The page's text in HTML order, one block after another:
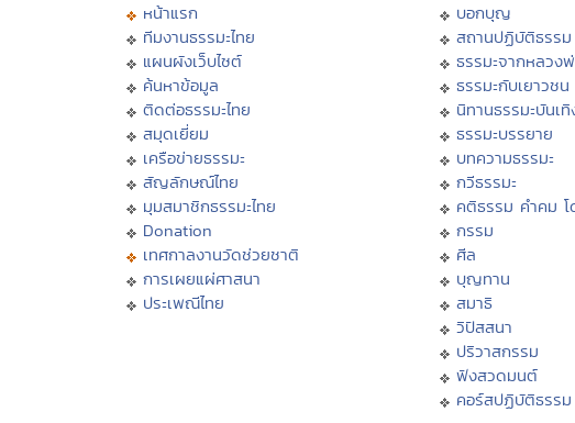
หน้าแรก
ทีมงานธรรมะไทย
แผนผังเว็บไซต์
ค้นหาข้อมูล
ติดต่อธรรมะไทย
สมุดเยี่ยม
เครือข่ายธรรมะ
สัญลักษณ์ไทย
มุมสมาชิกธรรมะไทย
Donation
เทศกาลงานวัดช่วยชาติ
การเผยแผ่ศาสนา
ประเพณีไทย
บอกบุญ
สถานปฏิบัติธรรม
ธรรมะจากหลวง
ธรรมะกับเยาวชน
นิทานธรรมะบันเทิ
ธรรมะบรรยาย
บทความธรรมะ
กวีธรรมะ
คติธรรม คำคม โ
กรรม
ศีล
บุญทาน
สมาธิ
วิปัสสนา
ปริวาสกรรม
ฟังสวดมนต์
คอร์สปฏิบัติธรรม